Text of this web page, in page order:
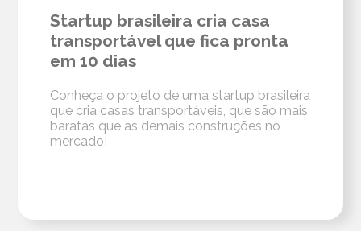
Startup brasileira cria casa
transportável que fica pronta
em 10 dias
Conheça o projeto de uma startup brasileira
que cria casas transportáveis, que são mais
baratas que as demais construções no
mercado!